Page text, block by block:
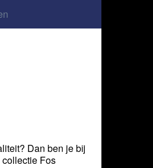
Dan ben je bij
Fos